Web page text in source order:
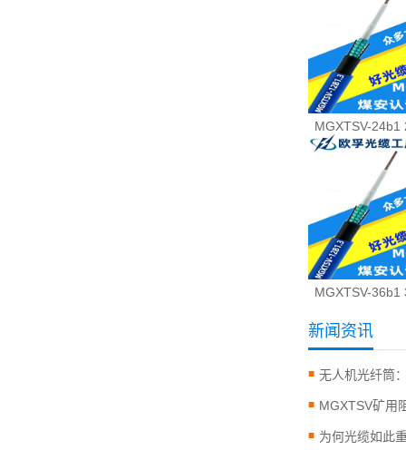
MGXTSV-24b1
MGXTSV-36b1
新闻资讯
为何光缆如此